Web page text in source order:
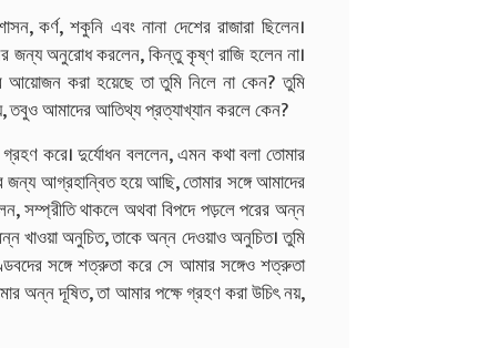
কর্ণ, শকুনি এবং নানা দেশের রাজারা ছিলেন।
জন্য অনুরোধ করলেন, কিন্তু কৃষ্ণ রাজি হলেন না।
করা হয়েছে তা তুমি নিলে না কেন? তুমি
তবুও আমাদের আতিথ্য প্রত্যাখ্যান করলে কেন?
করে। দুর্যোধন বললেন, এমন কথা বলা তোমার
জন্য আগ্রহান্বিত হয়ে আছি, তোমার সঙ্গে আমাদের
থাকলে অথবা বিপদে পড়লে পরের অন্ন
খাওয়া অনুচিত, তাকে অন্ন দেওয়াও অনুচিত। তুমি
সঙ্গে শত্রুতা করে সে আমার সঙ্গেও শত্রুতা
অন্ন দূষিত, তা আমার পক্ষে গ্রহণ করা উচিৎ নয়,